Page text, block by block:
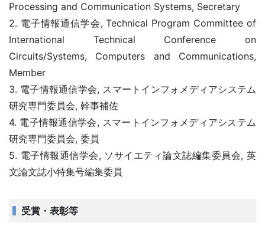
Processing and Communication Systems, Secretary
2. 電子情報通信学会, Technical Program Committee of
International Technical Conference on
Circuits/Systems, Computers and Communications,
Member
3. 電子情報通信学会, スマートインフォメディアシステム
研究専門委員会, 幹事補佐
4. 電子情報通信学会, スマートインフォメディアシステム
研究専門委員会, 委員
5. 電子情報通信学会, ソサイエティ論文誌編集委員会, 英
文論文誌小特集号編集委員
受賞・表彰等